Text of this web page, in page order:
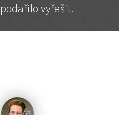
vyřešit.